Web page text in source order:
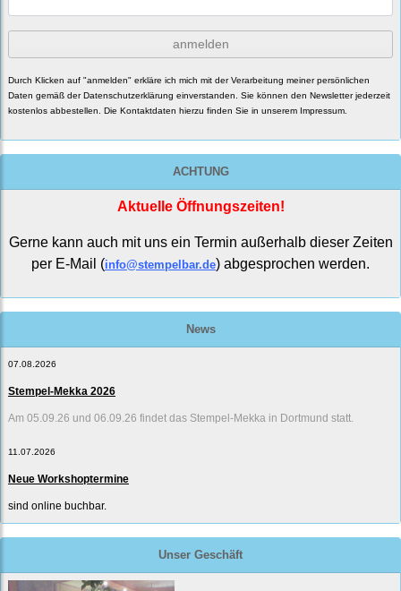
anmelden
Durch Klicken auf "anmelden" erkläre ich mich mit der Verarbeitung meiner persönlichen
Daten gemäß der Datenschutzerklärung einverstanden. Sie können den Newsletter jederzeit
kostenlos abbestellen. Die Kontaktdaten hierzu finden Sie in unserem Impressum.
ACHTUNG
Aktuelle Öffnungszeiten!
Gerne kann auch mit uns ein Termin außerhalb dieser Zeiten
per E-Mail (info@stempelbar.de) abgesprochen werden.
News
07.08.2026
Stempel-Mekka 2026
Am 05.09.26 und 06.09.26 findet das Stempel-Mekka in Dortmund statt.
11.07.2026
Neue Workshoptermine
sind online buchbar.
Unser Geschäft